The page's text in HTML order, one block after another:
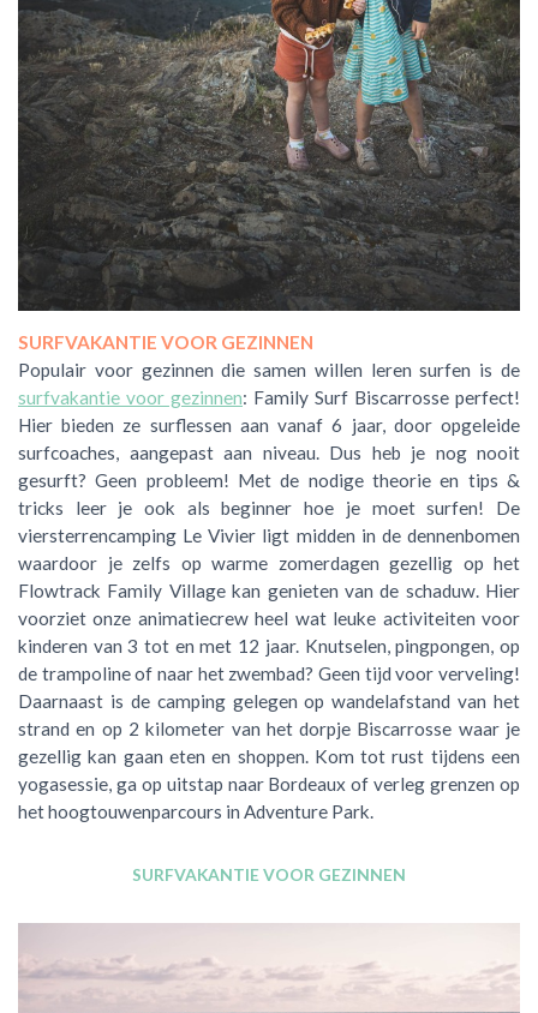
SURFVAKANTIE VOOR GEZINNEN
Populair voor gezinnen die samen willen leren surfen is de
surfvakantie voor gezinnen: Family Surf Biscarrosse perfect!
Hier bieden ze surflessen aan vanaf 6 jaar, door opgeleide
surfcoaches, aangepast aan niveau. Dus heb je nog nooit
gesurft? Geen probleem! Met de nodige theorie en tips &
tricks leer je ook als beginner hoe je moet surfen! De
viersterrencamping Le Vivier ligt midden in de dennenbomen
waardoor je zelfs op warme zomerdagen gezellig op het
Flowtrack Family Village kan genieten van de schaduw. Hier
voorziet onze animatiecrew heel wat leuke activiteiten voor
kinderen van 3 tot en met 12 jaar. Knutselen, pingpongen, op
de trampoline of naar het zwembad? Geen tijd voor verveling!
Daarnaast is de camping gelegen op wandelafstand van het
strand en op 2 kilometer van het dorpje Biscarrosse waar je
gezellig kan gaan eten en shoppen. Kom tot rust tijdens een
yogasessie, ga op uitstap naar Bordeaux of verleg grenzen op
het hoogtouwenparcours in Adventure Park.
SURFVAKANTIE VOOR GEZINNEN